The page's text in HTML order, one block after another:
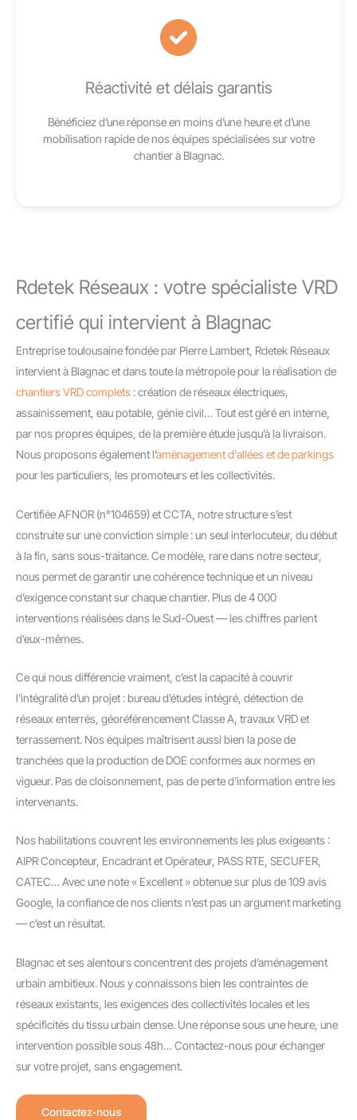
Réactivité et délais garantis
Bénéficiez d’une réponse en moins d’une heure et d’une
mobilisation rapide de nos équipes spécialisées sur votre
chantier à Blagnac.
Rdetek Réseaux : votre spécialiste VRD
certifié qui intervient à Blagnac
Entreprise toulousaine fondée par Pierre Lambert, Rdetek Réseaux
intervient à Blagnac et dans toute la métropole pour la réalisation de
chantiers VRD complets : création de réseaux électriques,
assainissement, eau potable, génie civil… Tout est géré en interne,
par nos propres équipes, de la première étude jusqu’à la livraison.
Nous proposons également l’aménagement d'allées et de parkings
pour les particuliers, les promoteurs et les collectivités.
Certifiée AFNOR (n°104659) et CCTA, notre structure s’est
construite sur une conviction simple : un seul interlocuteur, du début
à la fin, sans sous-traitance. Ce modèle, rare dans notre secteur,
nous permet de garantir une cohérence technique et un niveau
d’exigence constant sur chaque chantier. Plus de 4 000
interventions réalisées dans le Sud-Ouest — les chiffres parlent
d’eux-mêmes.
Ce qui nous différencie vraiment, c’est la capacité à couvrir
l’intégralité d’un projet : bureau d’études intégré, détection de
réseaux enterrés, géoréférencement Classe A, travaux VRD et
terrassement. Nos équipes maîtrisent aussi bien la pose de
tranchées que la production de DOE conformes aux normes en
vigueur. Pas de cloisonnement, pas de perte d’information entre les
intervenants.
Nos habilitations couvrent les environnements les plus exigeants :
AIPR Concepteur, Encadrant et Opérateur, PASS RTE, SECUFER,
CATEC… Avec une note « Excellent » obtenue sur plus de 109 avis
Google, la confiance de nos clients n’est pas un argument marketing
— c’est un résultat.
Blagnac et ses alentours concentrent des projets d’aménagement
urbain ambitieux. Nous y connaissons bien les contraintes de
réseaux existants, les exigences des collectivités locales et les
spécificités du tissu urbain dense. Une réponse sous une heure, une
intervention possible sous 48h… Contactez-nous pour échanger
sur votre projet, sans engagement.
Contactez-nous